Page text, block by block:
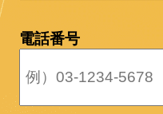
電話番号